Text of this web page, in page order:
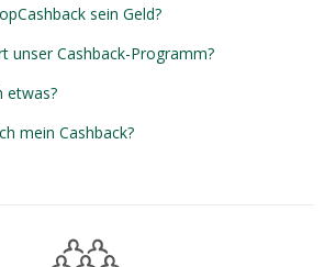
sein Geld?
unser Cashback-Programm?
etwas?
mein Cashback?